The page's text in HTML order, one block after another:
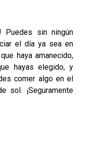
Puedes sin ningún
el día ya sea en
haya amanecido,
hayas elegido, y
comer algo en el
sol. ¡Seguramente